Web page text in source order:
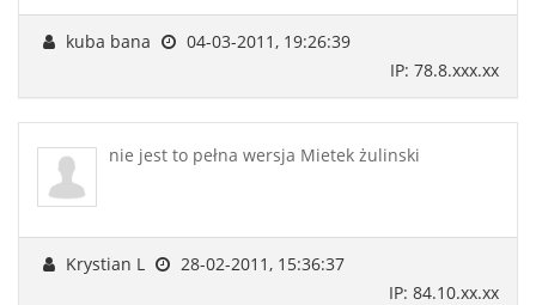
kuba bana
04-03-2011, 19:26:39
IP: 78.8.xxx.xx
nie jest to pełna wersja Mietek żulinski
Krystian L
28-02-2011, 15:36:37
IP: 84.10.xx.xx